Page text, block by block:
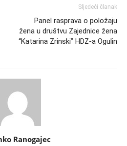
Sljedeći članak
Panel rasprava o položaju
žena u društvu Zajednice žena
“Katarina Zrinski” HDZ-a Ogulin
Ranogajec